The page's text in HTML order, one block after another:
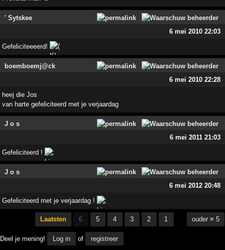
' Sytskee
6 mei 2010 22:03
Gefeliciteeeerd!
boemboemj@ck
6 mei 2010 22:28
heej die Jos
van harte gefeliciteerd met je verjaardag
J o s
6 mei 2011 21:03
Gefeliciteerd !
J o s
6 mei 2012 20:48
Gefeliciteerd met je verjaardag !
Laatsten 6 5 4 3 2 1 ouder ≡ 5
Deel je mening! Log in of registreer